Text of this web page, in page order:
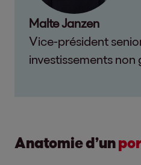
Malte Janzen
Vice-président
investissements non
Anatomie d’un